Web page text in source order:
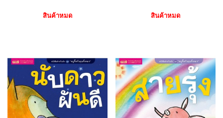
สินค้าหมด สินค้าหมด